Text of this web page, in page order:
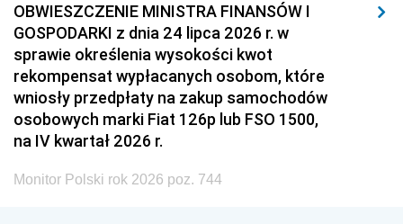
OBWIESZCZENIE MINISTRA FINANSÓW I
GOSPODARKI z dnia 24 lipca 2026 r. w
sprawie określenia wysokości kwot
rekompensat wypłacanych osobom, które
wniosły przedpłaty na zakup samochodów
osobowych marki Fiat 126p lub FSO 1500,
na IV kwartał 2026 r.
Monitor Polski rok 2026 poz. 744